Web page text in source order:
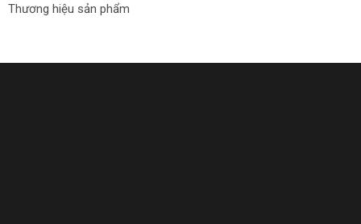
Thương hiệu sản phẩm